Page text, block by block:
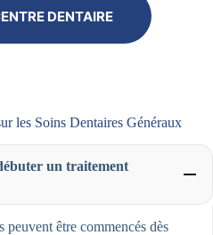
DENTAIRE
les Soins Dentaires Généraux
un traitement
être commencés dès